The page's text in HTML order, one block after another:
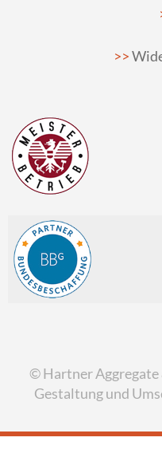
© Hartner
Gestaltung und